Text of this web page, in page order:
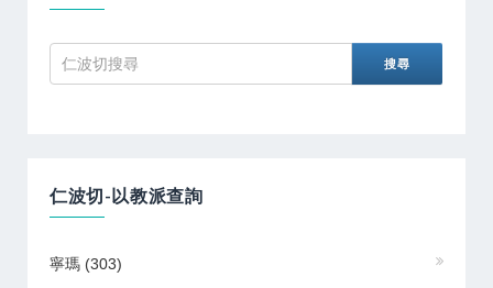
仁波切-以教派查詢
寧瑪 (303)